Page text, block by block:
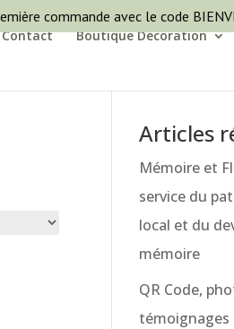
Contact Boutique Décoration
Articles
Mémoire et
service du
local et du
mémoire
QR Code,
témoignages
commande avec le code